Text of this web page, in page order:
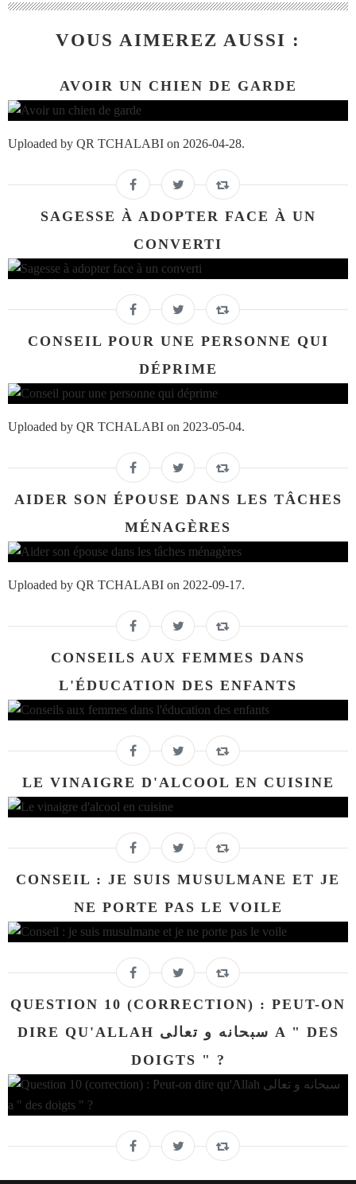
VOUS AIMEREZ AUSSI :
AVOIR UN CHIEN DE GARDE
Uploaded by QR TCHALABI on 2026-04-28.
SAGESSE À ADOPTER FACE À UN
CONVERTI
CONSEIL POUR UNE PERSONNE QUI
DÉPRIME
Uploaded by QR TCHALABI on 2023-05-04.
AIDER SON ÉPOUSE DANS LES TÂCHES
MÉNAGÈRES
Uploaded by QR TCHALABI on 2022-09-17.
CONSEILS AUX FEMMES DANS
L'ÉDUCATION DES ENFANTS
LE VINAIGRE D'ALCOOL EN CUISINE
CONSEIL : JE SUIS MUSULMANE ET JE
NE PORTE PAS LE VOILE
QUESTION 10 (CORRECTION) : PEUT-ON
DIRE QU'ALLAH سبحانه و تعالى A " DES
DOIGTS " ?